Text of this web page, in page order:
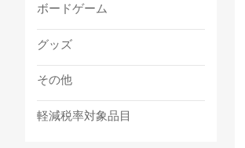
ボードゲーム
グッズ
その他
軽減税率対象品目